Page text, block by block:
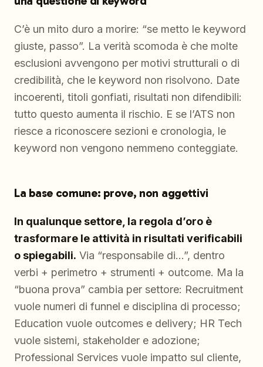
C’è un mito duro a morire: “se metto le keyword
giuste, passo”. La verità scomoda è che molte
esclusioni avvengono per motivi strutturali o di
credibilità, che le keyword non risolvono. Date
incoerenti, titoli gonfiati, risultati non difendibili:
tutto questo aumenta il rischio. E se l’ATS non
riesce a riconoscere sezioni e cronologia, le
keyword non vengono nemmeno conteggiate.
La base comune: prove, non aggettivi
In qualunque settore, la regola d’oro è
trasformare le attività in risultati verificabili
o spiegabili. Via “responsabile di…”, dentro
verbi + perimetro + strumenti + outcome. Ma la
“buona prova” cambia per settore: Recruitment
vuole numeri di funnel e disciplina di processo;
Education vuole outcomes e delivery; HR Tech
vuole sistemi, stakeholder e adozione;
Professional Services vuole impatto sul cliente,